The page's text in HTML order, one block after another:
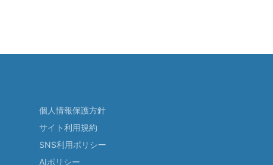
個人情報保護方針
サイト利用規約
SNS利用ポリシー
AIポリシー